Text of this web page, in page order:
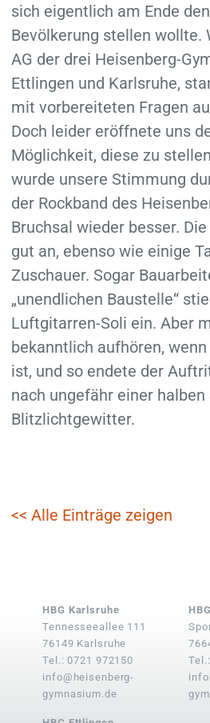
sich eigentlich am Ende
Bevölkerung stellen wollte.
AG der drei Heisenberg-
Ettlingen und Karlsruhe,
mit vorbereiteten Fragen
Doch leider eröffnete uns
Möglichkeit, diese zu
wurde unsere Stimmung
der Rockband des
Bruchsal wieder besser.
gut an, ebenso wie einige
Zuschauer. Sogar
„unendlichen Baustelle“
Luftgitarren-Soli ein. Aber
bekanntlich aufhören,
ist, und so endete der
nach ungefähr einer
Blitzlichtgewitter.
<< Alle Einträge zeigen
HBG Karlsruhe
Tennesseeallee 111
76149 Karlsruhe
Tel.: 0721 972150
info@heisenberg-
gymnasium.de